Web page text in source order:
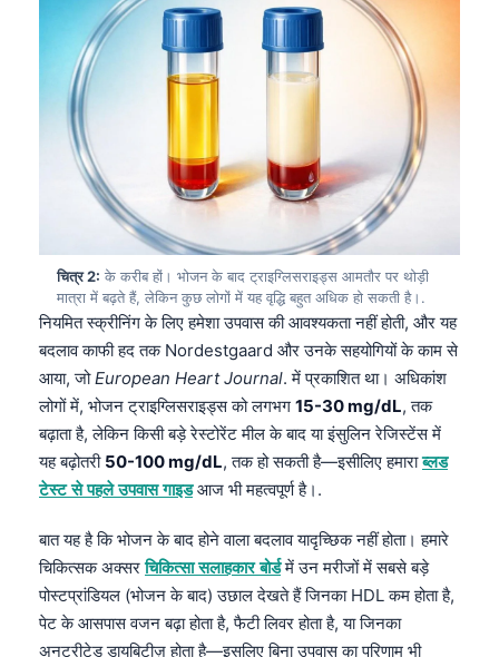
चित्र 2: के करीब हों। भोजन के बाद ट्राइग्लिसराइड्स आमतौर पर थोड़ी
मात्रा में बढ़ते हैं, लेकिन कुछ लोगों में यह वृद्धि बहुत अधिक हो सकती है।.
नियमित स्क्रीनिंग के लिए हमेशा उपवास की आवश्यकता नहीं होती, और यह
बदलाव काफी हद तक Nordestgaard और उनके सहयोगियों के काम से
आया, जोEuropean Heart Journal. में प्रकाशित था। अधिकांश
लोगों में, भोजन ट्राइग्लिसराइड्स को लगभग 15-30 mg/dL, तक
बढ़ाता है, लेकिन किसी बड़े रेस्टोरेंट मील के बाद या इंसुलिन रेजिस्टेंस में
यह बढ़ोतरी 50-100 mg/dL, तक हो सकती है—इसीलिए हमाराब्लड
टेस्ट से पहले उपवास गाइडआज भी महत्वपूर्ण है।.
बात यह है कि भोजन के बाद होने वाला बदलाव यादृच्छिक नहीं होता। हमारे
चिकित्सक अक्सरचिकित्सा सलाहकार बोर्डमें उन मरीजों में सबसे बड़े
पोस्टप्रांडियल (भोजन के बाद) उछाल देखते हैं जिनका HDL कम होता है,
पेट के आसपास वजन बढ़ा होता है, फैटी लिवर होता है, या जिनका
अनट्रीटेड डायबिटीज़ होता है—इसलिए बिना उपवास का परिणाम भी